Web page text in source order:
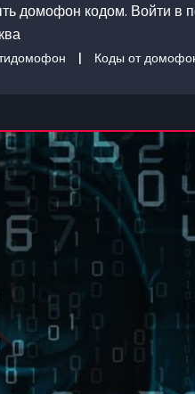
домофон кодом. Войти в
| Коды от